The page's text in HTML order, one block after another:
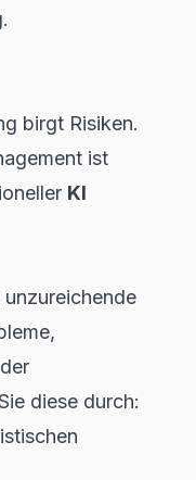
birgt Risiken.
ist
KI
diese durch: